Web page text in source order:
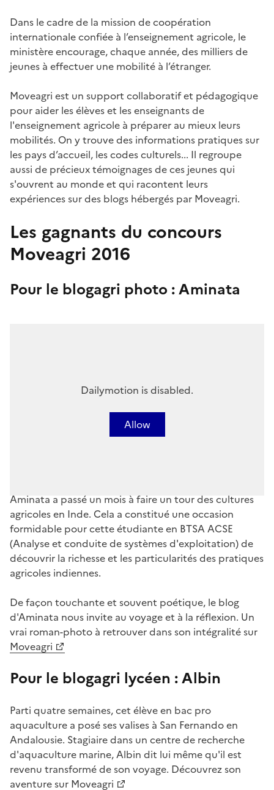
Dans le cadre de la mission de coopération
internationale confiée à l’enseignement agricole, le
ministère encourage, chaque année, des milliers de
jeunes à effectuer une mobilité à l’étranger.
Moveagri est un support collaboratif et pédagogique
pour aider les élèves et les enseignants de
l'enseignement agricole à préparer au mieux leurs
mobilités. On y trouve des informations pratiques sur
les pays d’accueil, les codes culturels... Il regroupe
aussi de précieux témoignages de ces jeunes qui
s'ouvrent au monde et qui racontent leurs
expériences sur des blogs hébergés par Moveagri.
Les gagnants du concours
Moveagri 2016
Pour le blogagri photo : Aminata
Dailymotion is disabled.
Allow
Aminata a passé un mois à faire un tour des cultures
agricoles en Inde. Cela a constitué une occasion
formidable pour cette étudiante en BTSA ACSE
(Analyse et conduite de systèmes d'exploitation) de
découvrir la richesse et les particularités des pratiques
agricoles indiennes.
De façon touchante et souvent poétique, le blog
d'Aminata nous invite au voyage et à la réflexion. Un
vrai roman-photo à retrouver dans son intégralité sur
Moveagri
Pour le blogagri lycéen : Albin
Parti quatre semaines, cet élève en bac pro
aquaculture a posé ses valises à San Fernando en
Andalousie. Stagiaire dans un centre de recherche
d'aquaculture marine, Albin dit lui même qu'il est
revenu transformé de son voyage. Découvrez son
aventure sur Moveagri